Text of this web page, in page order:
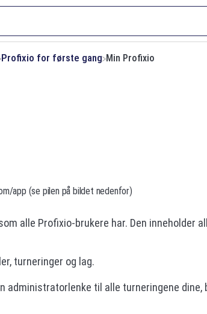
​Profixio for første gang Min Profixio
app (se pilen på bildet nedenfor)
alle Profixio-brukere har. Den inneholder
turneringer og lag.
administratorlenke til alle turneringene dine,